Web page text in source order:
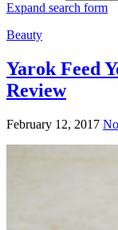
Expand search form
Beauty
Yarok Feed
Review
February 12, 2017